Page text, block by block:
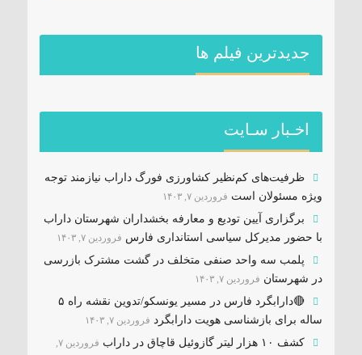
جديدترين فیلم ها
اخـبار سـایت
ظرفیت‌های کم‌نظیر کشاورزی فورگ داراب نیازمند توجه
ویژه مسئولان است فروردین ۷, ۱۴۰۳
برگزاری آیین تودیع و معارفه بخشداران شهرستان داراب
با حضور مدیرکل سیاسی استانداری فارس فروردین ۷, ۱۴۰۳
پلمب سه واحد صنفی متخلف در گشت مشترک بازرسی
در شهرستان فروردین ۷, ۱۴۰۳
🔴دارابگرد فارس در مسیر یونسکو/تدوین نقشه راه ۵
ساله برای بازشناسی هویت دارابگرد فروردین ۷, ۱۴۰۳
کشف ۱۰ هزار لیتر گازوئیل قاچاق در داراب
فروردین ۷,